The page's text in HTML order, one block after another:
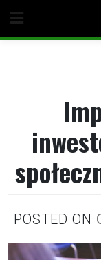
content
POSTED ON